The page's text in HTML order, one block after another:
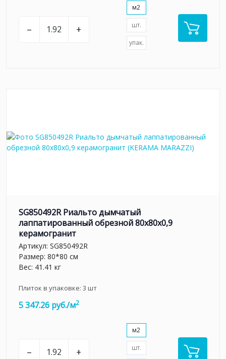
– +
м2
шт.
упак.
SG850492R Риальто дымчатый
лаппатированный обрезной 80x80x0,9
керамогранит
Артикул: SG850492R
Размер: 80*80 см
Вес: 41.41 кг
Плиток в упаковке: 3 шт
5 347.26 руб./м2
– +
м2
шт.